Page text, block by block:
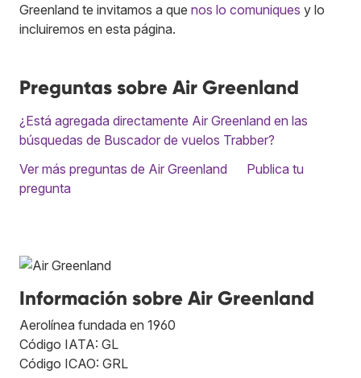
Greenland te invitamos a que nos lo comuniques y lo
incluiremos en esta página.
Preguntas sobre Air Greenland
¿Está agregada directamente Air Greenland en las
búsquedas de Buscador de vuelos Trabber?
Ver más preguntas de Air Greenland
Publica tu
pregunta
Información sobre Air Greenland
Aerolínea fundada en 1960
Código IATA: GL
Código ICAO: GRL